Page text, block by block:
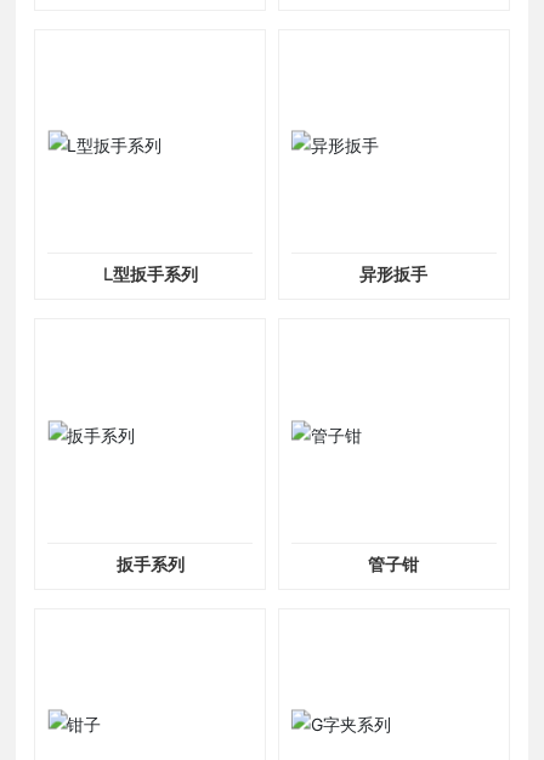
L型扳手系列 异形扳手
扳手系列 管子钳